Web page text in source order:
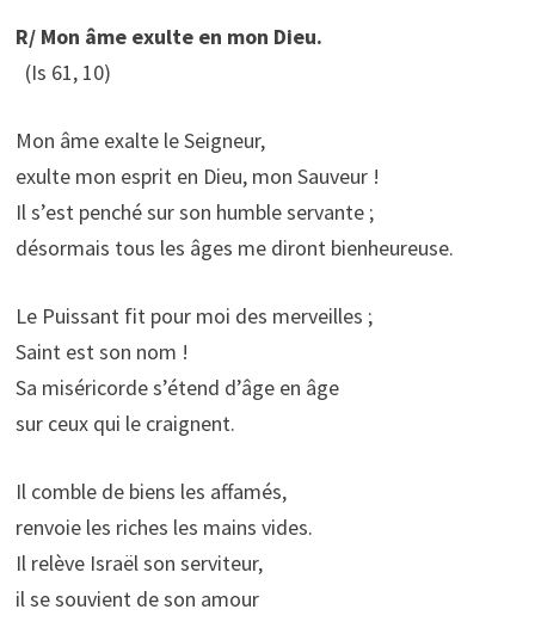
R/ Mon âme exulte en mon Dieu.
(Is 61, 10)
Mon âme exalte le Seigneur,
exulte mon esprit en Dieu, mon Sauveur !
Il s’est penché sur son humble servante ;
désormais tous les âges me diront bienheureuse.
Le Puissant fit pour moi des merveilles ;
Saint est son nom !
Sa miséricorde s’étend d’âge en âge
sur ceux qui le craignent.
Il comble de biens les affamés,
renvoie les riches les mains vides.
Il relève Israël son serviteur,
il se souvient de son amour